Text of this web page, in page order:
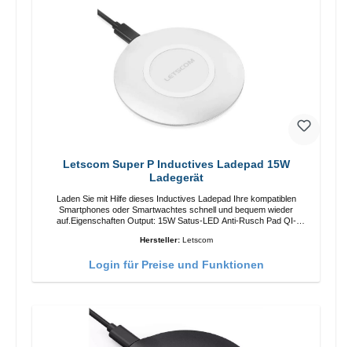
Letscom Super P Inductives Ladepad 15W
Ladegerät
Laden Sie mit Hilfe dieses Inductives Ladepad Ihre kompatiblen
Smartphones oder Smartwachtes schnell und bequem wieder
auf.Eigenschaften Output: 15W Satus-LED Anti-Rusch Pad QI-
Hersteller: Letscom
Login für Preise und Funktionen